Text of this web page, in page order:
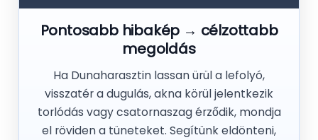
Pontosabb hibakép → célzottabb
megoldás
Ha Dunaharasztin lassan ürül a lefolyó,
visszatér a dugulás, akna körül jelentkezik
torlódás vagy csatornaszag érződik, mondja
el röviden a tüneteket. Segítünk eldönteni,